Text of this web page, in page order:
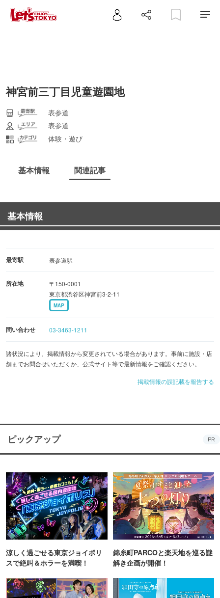
神宮前三丁目児童遊園地
表参道
表参道
体験・遊び
基本情報 関連記事
基本情報
最寄駅 表参道駅
所在地
〒150-0001
東京都渋谷区神宮前3-2-11
MAP
問い合わせ 03-3463-1211
諸状況により、掲載情報から変更されている場合があります。事前に施設・店
舗までお問合せいただくか、公式サイト等で最新情報をご確認ください。
掲載情報の誤記載を報告する
ピックアップ PR
涼しく過ごせる東京ジョイポリ
スで絶叫＆ホラーを満喫！
錦糸町PARCOと楽天地を巡る謎
解き企画が開催！